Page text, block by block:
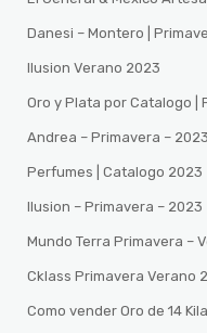
Danesi – Montero |
Ilusion Verano 2023
Oro y Plata por Catalogo |
Andrea – Primavera – 2023
Perfumes | Catalogo 2023
Ilusion – Primavera – 2023
Mundo Terra Primavera –
Cklass Primavera Verano
Como vender Oro de 14